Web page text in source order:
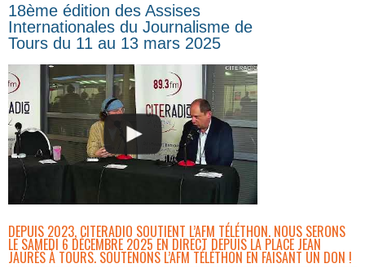
18ème édition des Assises
Internationales du Journalisme de
Tours du 11 au 13 mars 2025
DEPUIS 2023, CITERADIO SOUTIENT L’AFM TÉLÉTHON. NOUS SERONS
LE SAMEDI 6 DÉCEMBRE 2025 EN DIRECT DEPUIS LA PLACE JEAN
JAURÈS À TOURS. SOUTENONS L’AFM TÉLÉTHON EN FAISANT UN DON !